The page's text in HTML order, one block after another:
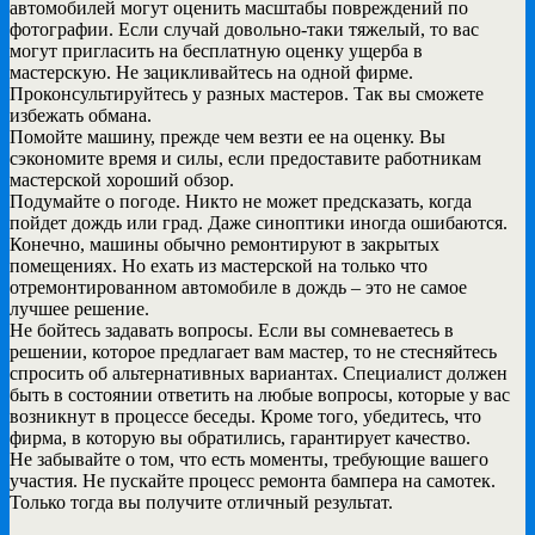
автомобилей могут оценить масштабы повреждений по
фотографии. Если случай довольно-таки тяжелый, то вас
могут пригласить на бесплатную оценку ущерба в
мастерскую. Не зацикливайтесь на одной фирме.
Проконсультируйтесь у разных мастеров. Так вы сможете
избежать обмана.
Помойте машину, прежде чем везти ее на оценку. Вы
сэкономите время и силы, если предоставите работникам
мастерской хороший обзор.
Подумайте о погоде. Никто не может предсказать, когда
пойдет дождь или град. Даже синоптики иногда ошибаются.
Конечно, машины обычно ремонтируют в закрытых
помещениях. Но ехать из мастерской на только что
отремонтированном автомобиле в дождь – это не самое
лучшее решение.
Не бойтесь задавать вопросы. Если вы сомневаетесь в
решении, которое предлагает вам мастер, то не стесняйтесь
спросить об альтернативных вариантах. Специалист должен
быть в состоянии ответить на любые вопросы, которые у вас
возникнут в процессе беседы. Кроме того, убедитесь, что
фирма, в которую вы обратились, гарантирует качество.
Не забывайте о том, что есть моменты, требующие вашего
участия. Не пускайте процесс ремонта бампера на самотек.
Только тогда вы получите отличный результат.